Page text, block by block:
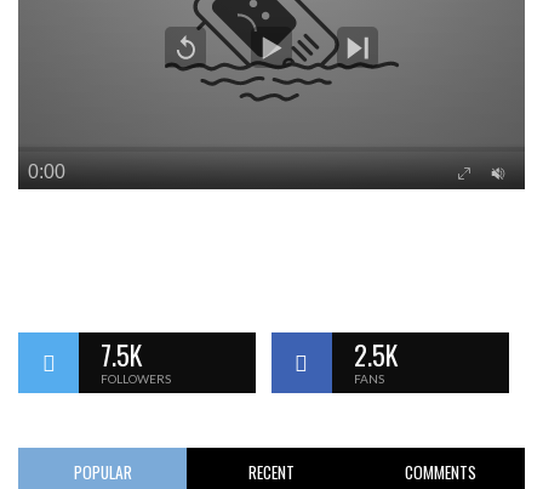
7.5K
FOLLOWERS
2.5K
FANS
POPULAR RECENT COMMENTS